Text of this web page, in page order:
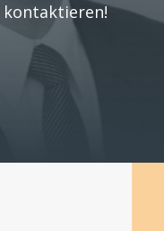
kontaktieren!